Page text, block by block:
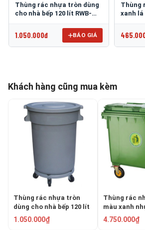
Thùng rác nhựa tròn dùng
cho nhà bếp 120 lít RWB-
1.050.000đ BÁO GIÁ
Thùng
xanh lá
Khách hàng cũng mua kèm
Thùng rác nhựa tròn
dùng cho nhà bếp 120 lít
RWB-120L
1.050.000₫
Thùng rác
màu xanh
03TR-1100
4.750.000₫